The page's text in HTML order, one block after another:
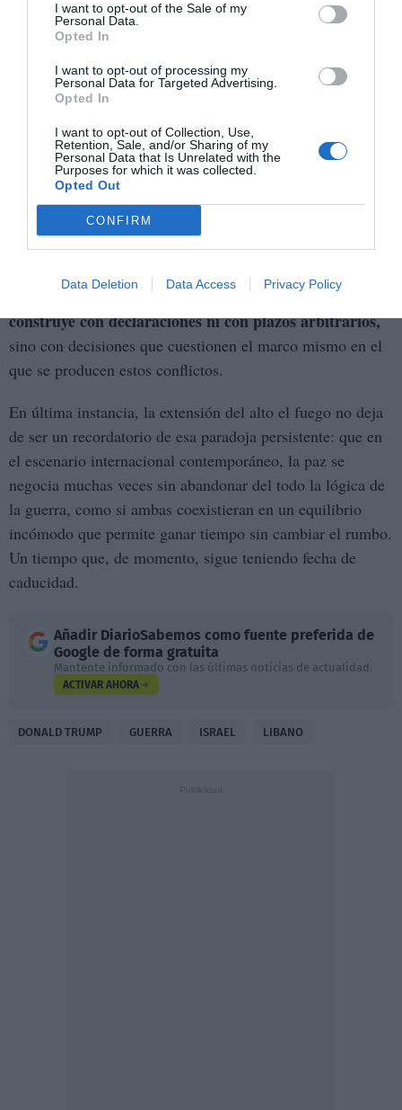
I want to opt-out of the Sale of my
Personal Data.
Opted In
I want to opt-out of processing my
Personal Data for Targeted Advertising.
Opted In
I want to opt-out of Collection, Use,
Retention, Sale, and/or Sharing of my
Personal Data that Is Unrelated with the
Purposes for which it was collected.
Opted Out
CONFIRM
Data Deletion Data Access Privacy Policy
Mientras tanto, sobre el terreno, la realidad sigue siendo
otra, menos discursiva y más tangible, hecha de territorios
devastados, de comunidades que viven en una
provisionalidad constante y de una tensión que no
desaparece con la firma de acuerdos temporales.
guerra no se detiene, se suspende, se desplaza a un
estado latente que puede reactivarse en cualquier
momento.
Y es ahí donde la retórica política encuentra sus límites,
porque por más que se invoquen encuentros históricos
o se proyecten visitas futuras, la estabilidad no se
construye con declaraciones ni con plazos arbitrarios,
sino con decisiones que cuestionen el marco mismo en el
que se producen estos conflictos.
En última instancia, la extensión del alto el fuego no deja
de ser un recordatorio de esa paradoja persistente: que en
el escenario internacional contemporáneo, la paz se
negocia muchas veces sin abandonar del todo la lógica de
la guerra, como si ambas coexistieran en un equilibrio
incómodo que permite ganar tiempo sin cambiar el rumbo.
Un tiempo que, de momento, sigue teniendo fecha de
caducidad.
Añadir DiarioSabemos como fuente preferida de
Google de forma gratuita
Mantente informado con las últimas noticias de actualidad.
ACTIVAR AHORA
DONALD TRUMP GUERRA ISRAEL LIBANO